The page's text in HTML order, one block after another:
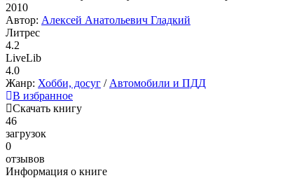
2010
Автор: Алексей Анатольевич Гладкий
Литрес
4.2
LiveLib
4.0
Жанр: Хобби, досуг / Автомобили и ПДД
В избранное
Скачать книгу
46
загрузок
0
отзывов
Информация о книге